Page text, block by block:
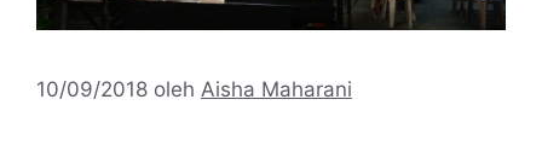
10/09/2018 oleh Aisha Maharani